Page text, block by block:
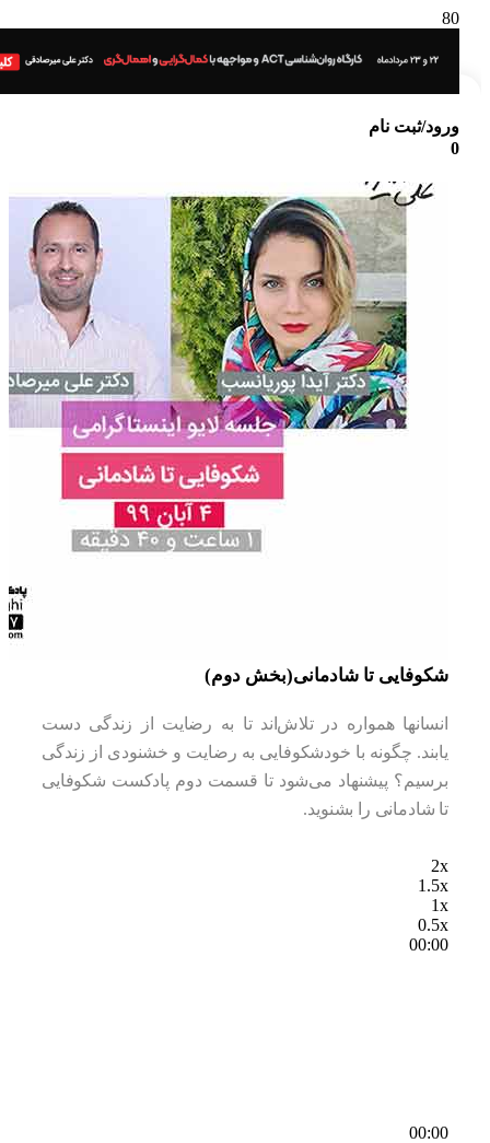
ورود/ثبت نام
شکوفایی تا شادمانی(بخش دوم)
انسانها همواره در تلاش‌اند تا به رضایت از زندگی دست
یابند. چگونه با خودشکوفایی به رضایت و خشنودی از زندگی
برسیم؟ پیشنهاد می‌شود تا قسمت دوم پادکست شکوفایی
تا شادمانی را بشنوید.
00:00
00:00